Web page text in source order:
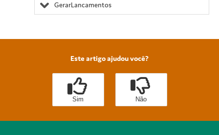
GerarLancamentos
Este artigo ajudou você?
Sim Não